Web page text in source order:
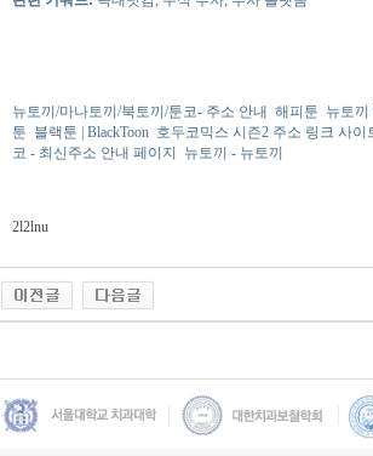
뉴토끼/마나토끼/북토끼/툰코- 주소 안내 해피툰 뉴토
툰 블랙툰 | BlackToon 호두코믹스 시즌2 주소 링크 사이
코 - 최신주소 안내 페이지
뉴토끼 - 뉴토끼
2l2lnu